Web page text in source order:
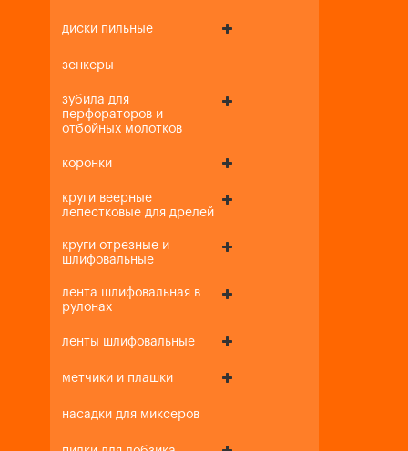
диски пильные
зенкеры
зубила для
перфораторов и
отбойных молотков
коронки
круги веерные
лепестковые для дрелей
круги отрезные и
шлифовальные
лента шлифовальная в
рулонах
ленты шлифовальные
метчики и плашки
насадки для миксеров